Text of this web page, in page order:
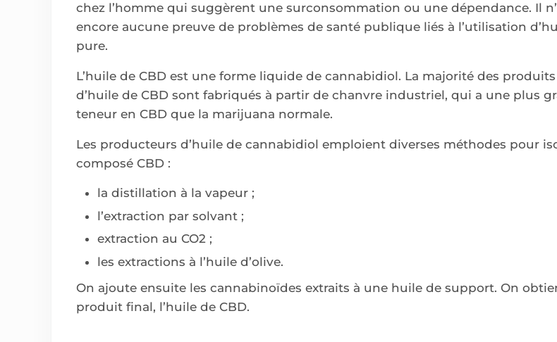
chez l’homme qui suggèrent une surconsommation ou une dépendance. Il
encore aucune preuve de problèmes de santé publique liés à l’utilisation
pure.
L’huile de CBD est une forme liquide de cannabidiol. La majorité des produits
d’huile de CBD sont fabriqués à partir de chanvre industriel, qui a une plus
teneur en CBD que la marijuana normale.
Les producteurs d’huile de cannabidiol emploient diverses méthodes pour
composé CBD :
la distillation à la vapeur ;
l’extraction par solvant ;
extraction au CO2 ;
les extractions à l’huile d’olive.
On ajoute ensuite les cannabinoïdes extraits à une huile de support. On
produit final, l’huile de CBD.